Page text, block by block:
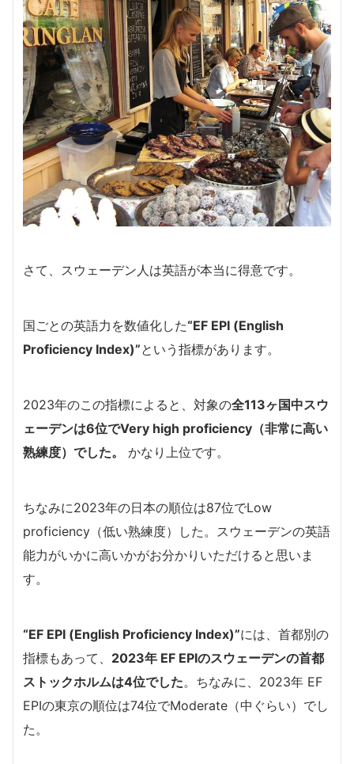
さて、スウェーデン人は英語が本当に得意です。
国ごとの英語力を数値化した“EF EPI (English
Proficiency Index)”という指標があります。
2023年のこの指標によると、対象の全113ヶ国中スウ
ェーデンは6位でVery high proficiency（非常に高い
熟練度）でした。
かなり上位です。
ちなみに2023年の日本の順位は87位でLow
proficiency（低い熟練度）した。スウェーデンの英語
能力がいかに高いかがお分かりいただけると思いま
す。
“EF EPI (English Proficiency Index)”には、首都別の
指標もあって、 2023年 EF EPIのスウェーデンの首都
ストックホルムは4位でした。ちなみに、2023年 EF
EPIの東京の順位は74位でModerate（中ぐらい）でし
た。